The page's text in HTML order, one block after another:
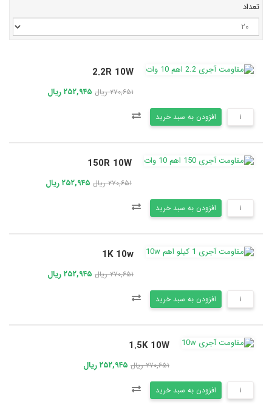
تعداد
2.2R 10W
۲۷۰,۶۵۱ ریال ۲۵۲,۹۴۵ ریال
افزودن به سبد خرید
150R 10W
۲۷۰,۶۵۱ ریال ۲۵۲,۹۴۵ ریال
افزودن به سبد خرید
1K 10w
۲۷۰,۶۵۱ ریال ۲۵۲,۹۴۵ ریال
افزودن به سبد خرید
1.5K 10W
۲۷۰,۶۵۱ ریال ۲۵۲,۹۴۵ ریال
افزودن به سبد خرید